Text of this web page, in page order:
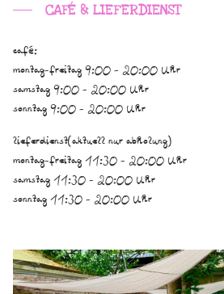
CAFÉ & LIEFERDIENST
café:
montag-freitag 9:00 - 20:00 Uhr
samstag 9:00 - 20:00 Uhr
sonntag 9:00 - 20:00 Uhr
lieferdienst(aktuell nur abholung)
montag-freitag 11:30 - 20:00 Uhr
samstag 11:30 - 20:00 Uhr
sonntag 11:30 - 20:00 Uhr